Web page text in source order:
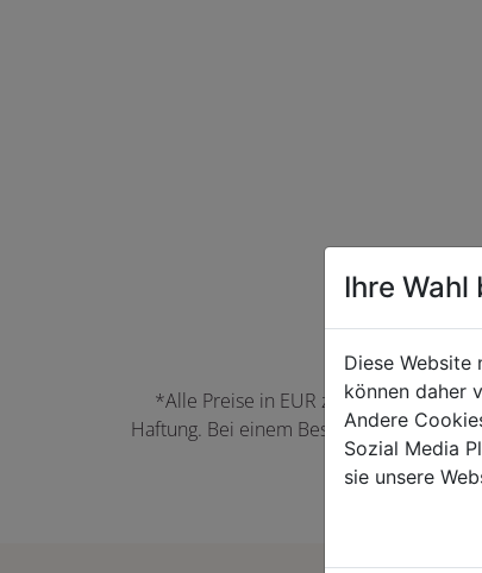
*Alle Preise in EUR zzgl. der jeweils
Haftung. Bei einem Bestellwert unter
können
Ihre
Diese
können daher
Andere
Sozial Media
sie unsere